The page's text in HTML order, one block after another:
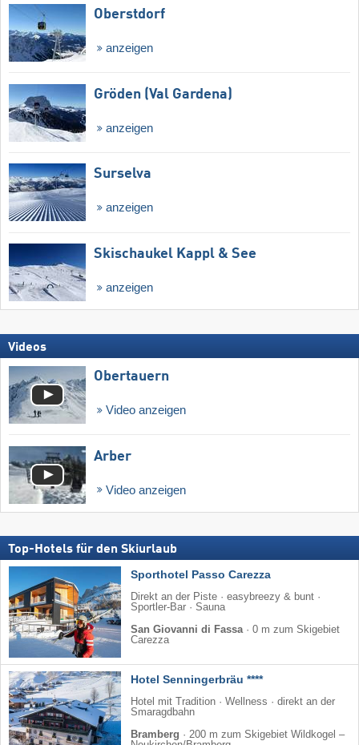
Oberstdorf
anzeigen
Gröden (Val Gardena)
anzeigen
Surselva
anzeigen
Skischaukel Kappl & See
anzeigen
Videos
Obertauern
Video anzeigen
Arber
Video anzeigen
Top-Hotels für den Skiurlaub
Sporthotel Passo Carezza
Direkt an der Piste · easybreezy & bunt ·
Sportler-Bar · Sauna
San Giovanni di Fassa· 0 m zum Skigebiet
Carezza
Hotel Senningerbräu ****
Hotel mit Tradition · Wellness · direkt an der
Smaragdbahn
Bramberg · 200 m zum Skigebiet Wildkogel –